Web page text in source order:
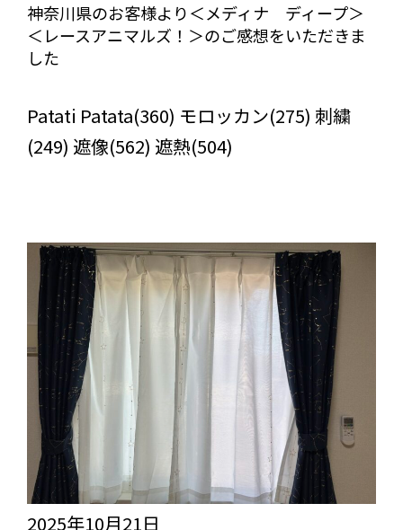
神奈川県のお客様より＜メディナ ディープ＞
＜レースアニマルズ！＞のご感想をいただきま
した
Patati Patata(360) モロッカン(275) 刺繍
(249) 遮像(562) 遮熱(504)
2025年10月21日